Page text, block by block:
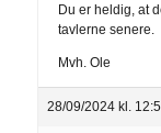
Du er heldig, at
tavlerne senere.
Mvh. Ole
28/09/2024 kl.